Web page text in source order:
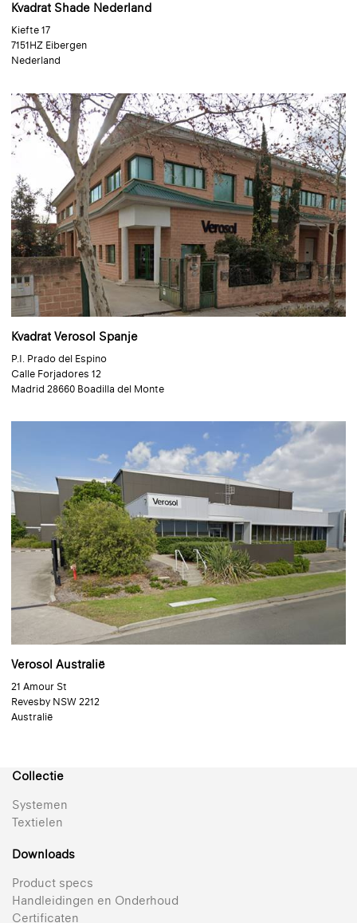
Kvadrat Shade Nederland
Kiefte 17
7151HZ Eibergen
Nederland
Kvadrat Verosol Spanje
P.I. Prado del Espino
Calle Forjadores 12
Madrid 28660 Boadilla del Monte
Verosol Australië
21 Amour St
Revesby NSW 2212
Australië
Collectie
Systemen
Textielen
Downloads
Product specs
Handleidingen en Onderhoud
Certificaten